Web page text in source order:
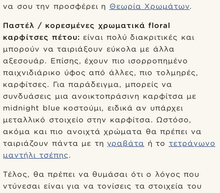
να σου την προσφέρει η Θεωρία Χρωμάτων.
Παστέλ / κορεσμένες χρωματικά floral
καρφίτσες πέτου: είναι πολύ διακριτικές και
μπορούν να ταιριάξουν εύκολα με άλλα
αξεσουάρ. Επίσης, έχουν πιο ισορροπημένο
παιχνιδιάρικο ύφος από άλλες, πιο τολμηρές,
καρφίτσες. Για παράδειγμα, μπορείς να
συνδυάσεις μια ανοικτοπράσινη καρφίτσα με
midnight blue κοστούμι, ειδικά αν υπάρχει
μεταλλικό στοιχείο στην καρφίτσα. Ωστόσο,
ακόμα και πιο ανοιχτά χρώματα θα πρέπει να
ταιριάζουν πάντα με τη γραβάτα ή το τετράγωνο
μαντήλι τσέπης.
Τέλος, θα πρέπει να θυμάσαι ότι ο λόγος που
ντύνεσαι είναι για να τονίσεις τα στοιχεία του